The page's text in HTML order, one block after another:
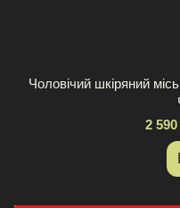
Чоловічий шкіряний
2 590